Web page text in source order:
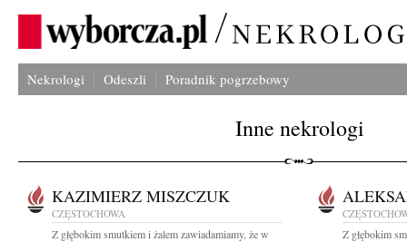
Nekrologi Odeszli Poradnik pogrzebowy
Inne nekrologi
KAZIMIERZ MISZCZUK
CZĘSTOCHOWA
Z głębokim smutkiem i żalem zawiadamiamy, że w
Z głębokim